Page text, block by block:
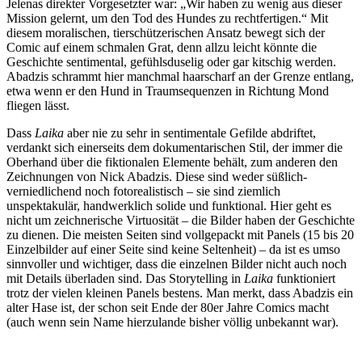
Jelenas direkter Vorgesetzter war: „Wir haben zu wenig aus dieser
Mission gelernt, um den Tod des Hundes zu rechtfertigen.“ Mit
diesem moralischen, tierschützerischen Ansatz bewegt sich der
Comic auf einem schmalen Grat, denn allzu leicht könnte die
Geschichte sentimental, gefühlsduselig oder gar kitschig werden.
Abadzis schrammt hier manchmal haarscharf an der Grenze entlang,
etwa wenn er den Hund in Traumsequenzen in Richtung Mond
fliegen lässt.
Dass Laika aber nie zu sehr in sentimentale Gefilde abdriftet,
verdankt sich einerseits dem dokumentarischen Stil, der immer die
Oberhand über die fiktionalen Elemente behält, zum anderen den
Zeichnungen von Nick Abadzis. Diese sind weder süßlich-
verniedlichend noch fotorealistisch – sie sind ziemlich
unspektakulär, handwerklich solide und funktional. Hier geht es
nicht um zeichnerische Virtuosität – die Bilder haben der Geschichte
zu dienen. Die meisten Seiten sind vollgepackt mit Panels (15 bis 20
Einzelbilder auf einer Seite sind keine Seltenheit) – da ist es umso
sinnvoller und wichtiger, dass die einzelnen Bilder nicht auch noch
mit Details überladen sind. Das Storytelling in Laika funktioniert
trotz der vielen kleinen Panels bestens. Man merkt, dass Abadzis ein
alter Hase ist, der schon seit Ende der 80er Jahre Comics macht
(auch wenn sein Name hierzulande bisher völlig unbekannt war).